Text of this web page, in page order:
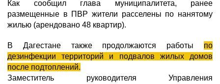
Как сообщил глава муниципалитета, ранее
размещенные в ПВР жители расселены по нанятому
жилью (арендовано 48 квартир).
В Дагестане также продолжаются работы по
дезинфекции территорий и подвалов жилых домов
после подтоплений.
Заместитель руководителя Управления